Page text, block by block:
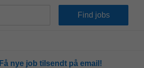
Få nye job tilsendt på email!